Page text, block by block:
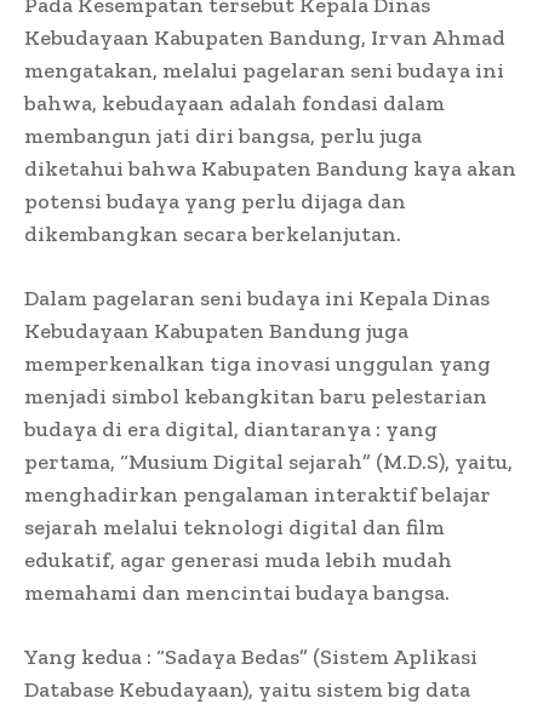
Kebudayaan Kabupaten Bandung, Irvan Ahmad
mengatakan, melalui pagelaran seni budaya ini
bahwa, kebudayaan adalah fondasi dalam
membangun jati diri bangsa, perlu juga
diketahui bahwa Kabupaten Bandung kaya akan
potensi budaya yang perlu dijaga dan
dikembangkan secara berkelanjutan.
Dalam pagelaran seni budaya ini Kepala Dinas
Kebudayaan Kabupaten Bandung juga
memperkenalkan tiga inovasi unggulan yang
menjadi simbol kebangkitan baru pelestarian
budaya di era digital, diantaranya : yang
pertama, “Musium Digital sejarah” (M.D.S), yaitu,
menghadirkan pengalaman interaktif belajar
sejarah melalui teknologi digital dan film
edukatif, agar generasi muda lebih mudah
memahami dan mencintai budaya bangsa.
Yang kedua : “Sadaya Bedas” (Sistem Aplikasi
Database Kebudayaan), yaitu sistem big data